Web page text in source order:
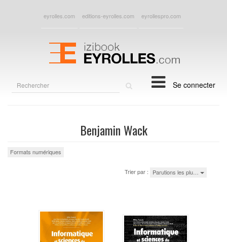
eyrolles.com editions-eyrolles.com eyrollespro.com
Se connecter
Benjamin Wack
Formats numériques
Trier par : Parutions les plu…